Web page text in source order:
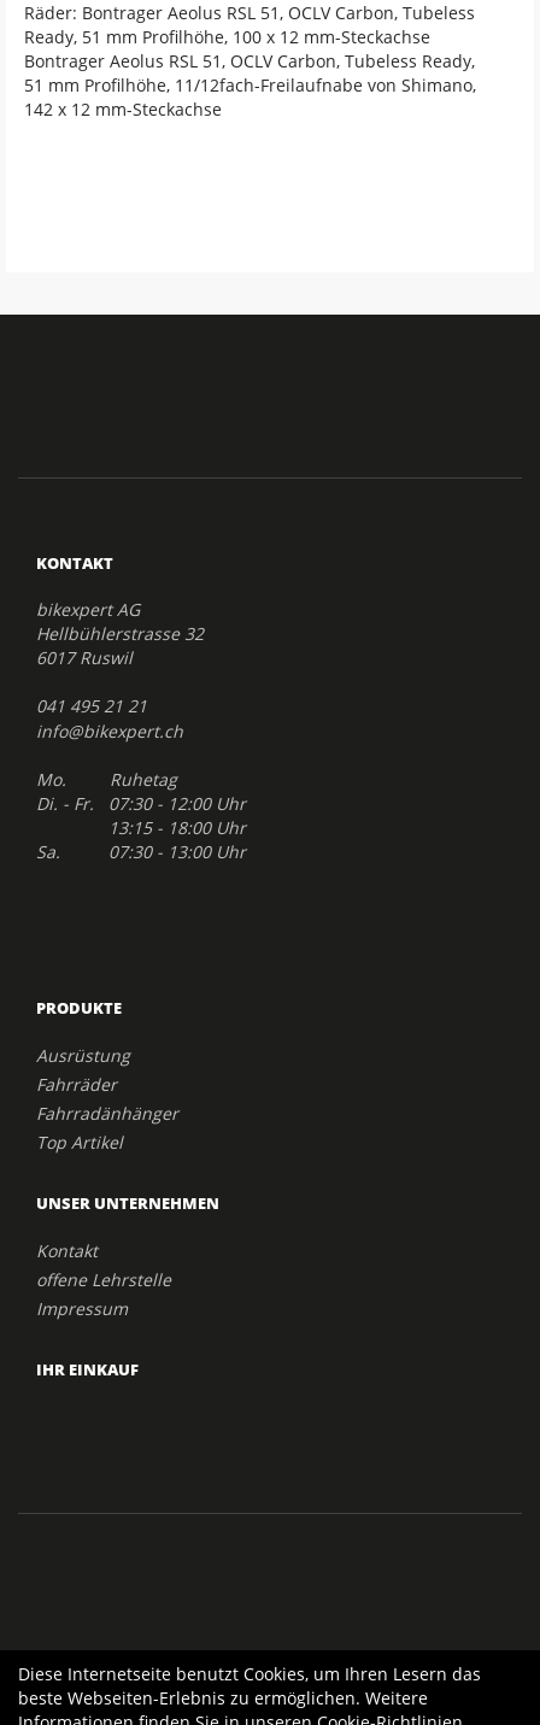
Räder: Bontrager Aeolus RSL 51, OCLV Carbon, Tubeless
Ready, 51 mm Profilhöhe, 100 x 12 mm-Steckachse
Bontrager Aeolus RSL 51, OCLV Carbon, Tubeless Ready,
51 mm Profilhöhe, 11/12fach-Freilaufnabe von Shimano,
142 x 12 mm-Steckachse
KONTAKT
bikexpert AG
Hellbühlerstrasse 32
6017 Ruswil
041 495 21 21
info@bikexpert.ch
Mo. Ruhetag
Di. - Fr. 07:30 - 12:00 Uhr
13:15 - 18:00 Uhr
Sa. 07:30 - 13:00 Uhr
PRODUKTE
Ausrüstung
Fahrräder
Fahrradänhänger
Top Artikel
UNSER UNTERNEHMEN
Kontakt
offene Lehrstelle
Impressum
IHR EINKAUF
Diese Internetseite benutzt Cookies, um Ihren Lesern das
beste Webseiten-Erlebnis zu ermöglichen. Weitere